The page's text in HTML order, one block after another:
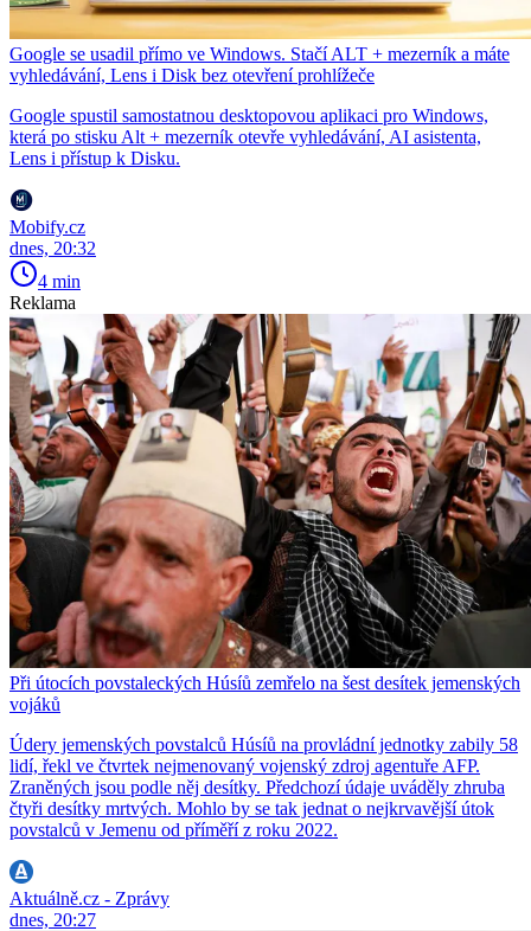
Google se usadil přímo ve Windows. Stačí ALT + mezerník a máte
vyhledávání, Lens i Disk bez otevření prohlížeče
Google spustil samostatnou desktopovou aplikaci pro Windows,
která po stisku Alt + mezerník otevře vyhledávání, AI asistenta,
Lens i přístup k Disku.
Mobify.cz
dnes, 20:32
4 min
Reklama
Při útocích povstaleckých Húsíů zemřelo na šest desítek jemenských
vojáků
Údery jemenských povstalců Húsíů na provládní jednotky zabily 58
lidí, řekl ve čtvrtek nejmenovaný vojenský zdroj agentuře AFP.
Zraněných jsou podle něj desítky. Předchozí údaje uváděly zhruba
čtyři desítky mrtvých. Mohlo by se tak jednat o nejkrvavější útok
povstalců v Jemenu od příměří z roku 2022.
Aktuálně.cz - Zprávy
dnes, 20:27